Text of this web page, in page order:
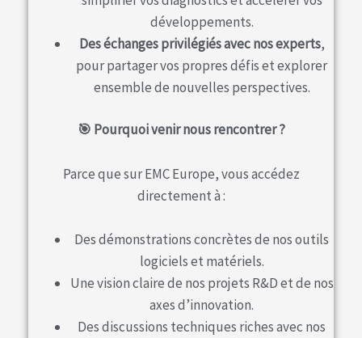
développements.
Des échanges privilégiés avec nos experts,
pour partager vos propres défis et explorer
ensemble de nouvelles perspectives.
🎯 Pourquoi venir nous rencontrer ?
Parce que sur EMC Europe, vous accédez
directement à :
Des démonstrations concrètes de nos outils
logiciels et matériels.
Une vision claire de nos projets R&D et de nos
axes d’innovation.
Des discussions techniques riches avec nos